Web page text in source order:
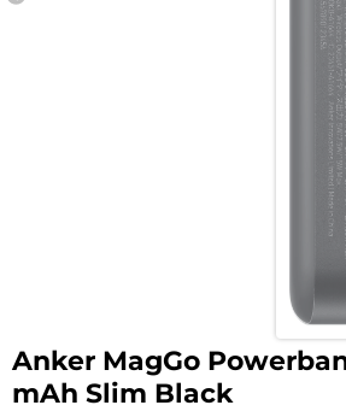
Anker MagGo
mAh Slim Black